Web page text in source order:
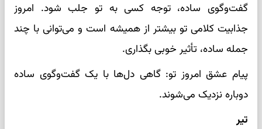
گفت‌وگوی ساده، توجه کسی به تو جلب شود. امروز
جذابیت کلامی تو بیشتر از همیشه است و می‌توانی با چند
جمله ساده، تأثیر خوبی بگذاری.
پیام عشق امروز تو: گاهی دل‌ها با یک گفت‌وگوی ساده
دوباره نزدیک می‌شوند.
تیر